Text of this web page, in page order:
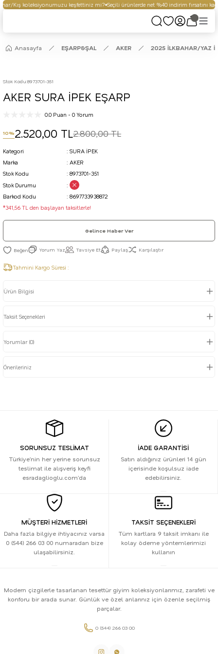
Kış koleksiyonumuzu keşfettiniz mi? Seçili ürünlerde net %40 indirim fırsatını
Anasayfa EŞARP&ŞAL AKER 2025 İLKBAHAR/YAZ
Stok Kodu:8973701-351
AKER SURA İPEK EŞARP
0.0 Puan - 0 Yorum
10%2.520,00 TL2.800,00 TL
Kategori
SURA İPEK
Marka
AKER
Stok Kodu
8973701-351
Stok Durumu
Barkod Kodu
8697733938872
*341,56 TL den başlayan taksitlerle!
Gelince Haber Ver
Yorum Yaz Tavsiye Et Paylaş Karşılaştır
Tahmini Kargo Süresi :
Ürün Bilgisi
Taksit Seçenekleri
Yorumlar (0)
Önerileriniz
SORUNSUZ TESLİMAT
Türkiye’nin her yerine sorunsuz
teslimat ile alışveriş keyfi
esradaglioglu.com’da
İADE GARANTİSİ
Satın aldığınız ürünleri 14 gün
içerisinde koşulsuz iade
edebilirsiniz.
MÜŞTERİ HİZMETLERİ
Daha fazla bilgiye ihtiyacınız varsa
0 (544) 266 03 00 numaradan bize
ulaşabilirsiniz.
TAKSİT SEÇENEKLERİ
Tüm kartlara 9 taksit imkanı ile
kolay ödeme yöntemlerimizi
kullanın
Modern çizgilerle tasarlanan tesettür giyim koleksiyonlarımız, zarafeti ve
konforu bir arada sunar. Günlük ve özel anlarınız için özenle seçilmiş
parçalar.
0 (544) 266 03 00